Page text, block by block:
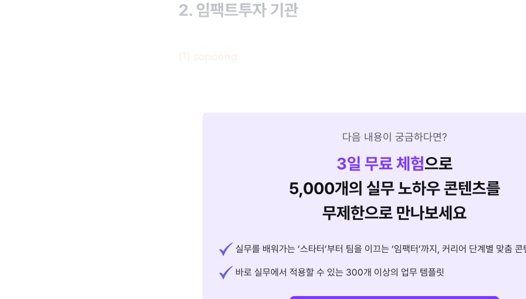
2. 임팩트투자 기관
(1) sopoong
다음 내용이 궁금하다면?
3일 무료 체험으로
5,000개의 실무 노하우 콘텐츠를
무제한으로 만나보세요
실무를 배워가는 ‘스타터’부터 팀을 이끄는 ‘임팩터’까지, 커리어 단계별 맞춤 콘
바로 실무에서 적용할 수 있는 300개 이상의 업무 템플릿